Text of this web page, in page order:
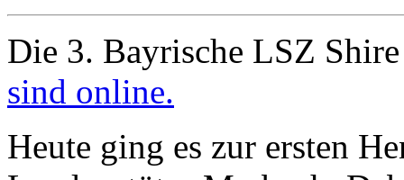
Die 3. Bayrische LSZ
sind online.
Heute ging es zur ersten